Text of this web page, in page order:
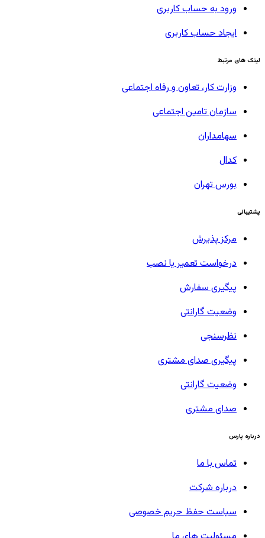
ورود به حساب کاربری
ایجاد حساب کاربری
لینک های مرتبط
وزارت کار، تعاون و رفاه اجتماعی
سازمان تامین اجتماعی
سهامداران
کدال
بورس تهران
پشتیبانی
مرکز پذیرش
درخواست تعمیر یا نصب
پیگیری سفارش
وضعیت گارانتی
نظرسنجی
پیگیری صدای مشتری
وضعیت گارانتی
صدای مشتری
درباره پارس
تماس با ما
درباره شرکت
سیاست حفظ حریم خصوصی